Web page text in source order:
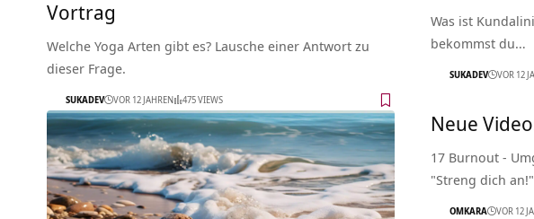
Vortrag
Welche Yoga Arten gibt es? Lausche einer Antwort zu
dieser Frage.
SUKADEV VOR 12 JAHREN 475 VIEWS
Was ist
bekommst du…
SUKADEV VOR 12
Neue
17 Burnout -
"Streng dich
OMKARA VOR 12